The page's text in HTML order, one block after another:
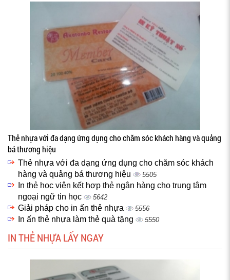
Thẻ nhựa với đa dạng ứng dụng cho chăm sóc khách hàng và quảng
bá thương hiệu
Thẻ nhựa với đa dạng ứng dụng cho chăm sóc khách
hàng và quảng bá thương hiệu
5505
In thẻ học viên kết hợp thẻ ngân hàng cho trung tâm
ngoại ngữ tin học
5642
Giải pháp cho in ấn thẻ nhựa 5556
In ấn thẻ nhựa làm thẻ quà tặng 5550
IN THẺ NHỰA LẤY NGAY